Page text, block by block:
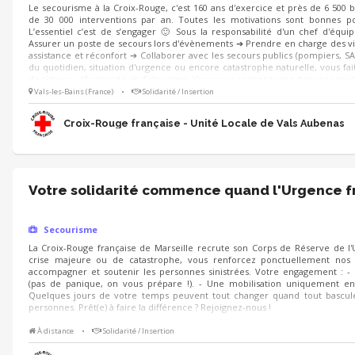
Le secourisme à la Croix-Rouge, c'est 160 ans d'exercice et près de 6 500
de 30 000 interventions par an. Toutes les motivations sont bonnes
L’essentiel c’est de s’engager 🙂 Sous la responsabilité d'un chef
Assurer un poste de secours lors d'évènements ➔ Prendre en charge des
assistance et réconfort ➔ Collaborer avec les secours publics (pompiers,
du quotidien, situation d'urgence ou encore catastrophe naturelle, vous
Vals-les-Bains (France) • Solidarité / Insertion
Croix-Rouge française - Unité Locale de Vals Aubenas
Votre solidarité commence quand l'Urgence
Secourisme
La Croix-Rouge française de Marseille recrute son Corps de Réserve de
crise majeure ou de catastrophe, vous renforcez ponctuellement
accompagner et soutenir les personnes sinistrées. Votre engagement :
(pas de panique, on vous prépare !). - Une mobilisation uniquement
Quelques jours de votre temps peuvent tout changer quand tout
personnes. Prêt(e) à faire la différence ? Rejoignez-nous !
À distance • Solidarité / Insertion